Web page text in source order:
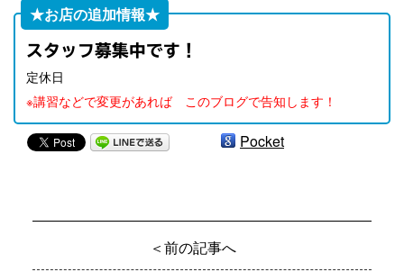
★お店の追加情報★
スタッフ募集中です！
定休日
※講習などで変更があれば このブログで告知します！
Pocket
＜前の記事へ